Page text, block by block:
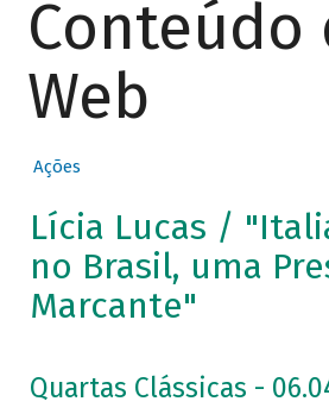
Conteúdo
Web
Ações
Lícia Lucas /
no Brasil, uma
Marcante"
Quartas Clássicas -